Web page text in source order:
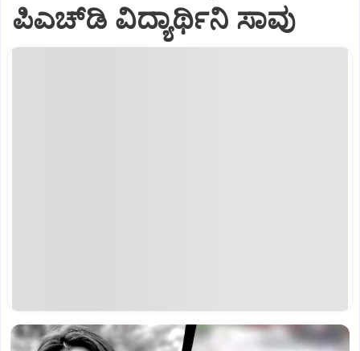
ಪಿಎಚ್‌ಡಿ ವಿದ್ಯಾರ್ಥಿನಿ ಸಾವು